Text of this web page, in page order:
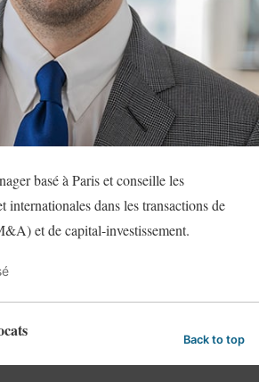
basé à Paris et conseille les
internationales dans les transactions de
et de capital-investissement.
Back to top